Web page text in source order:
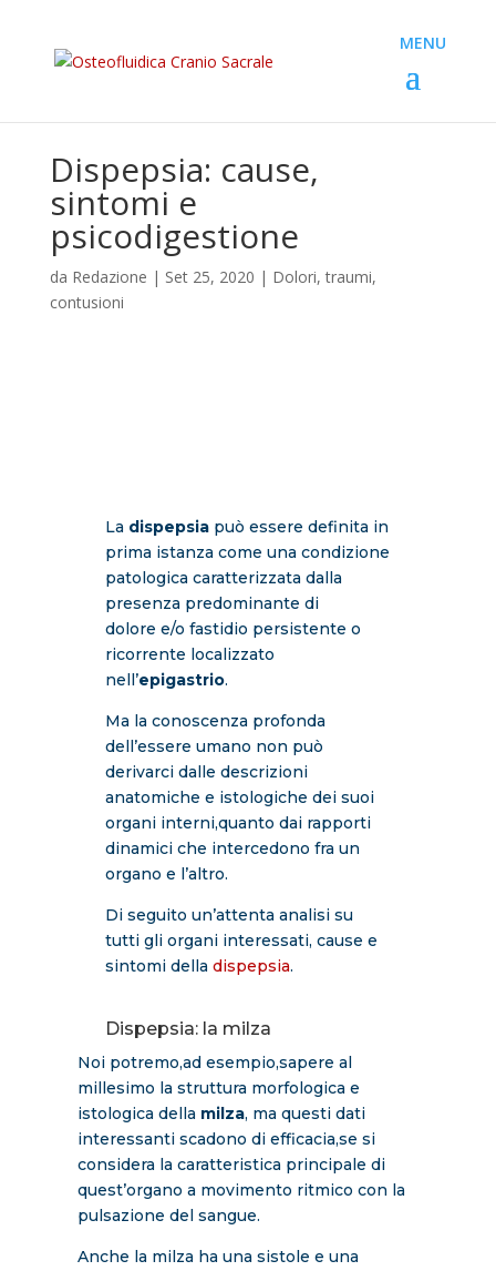
Dispepsia: cause,
sintomi e
psicodigestione
da Redazione | Set 25, 2020 | Dolori, traumi,
contusioni
La dispepsiapuò essere definita in
prima istanza come una condizione
patologica caratterizzata dalla
presenza predominante di
dolore e/o fastidio persistente o
ricorrente localizzato
nell’epigastrio.
Ma la conoscenza profonda
dell’essere umano non può
derivarci dalle descrizioni
anatomiche e istologiche dei suoi
organi interni,quanto dai rapporti
dinamici che intercedono fra un
organo e l’altro.
Di seguito un’attenta analisi su
tutti gli organi interessati, cause e
sintomi della dispepsia.
Dispepsia: la milza
Noi potremo,ad esempio,sapere al
millesimo la struttura morfologica e
istologica della milza, ma questi dati
interessanti scadono di efficacia,se si
considera la caratteristica principale di
quest’organo a movimento ritmico con la
pulsazione del sangue.
Anche la milza ha una sistole e una